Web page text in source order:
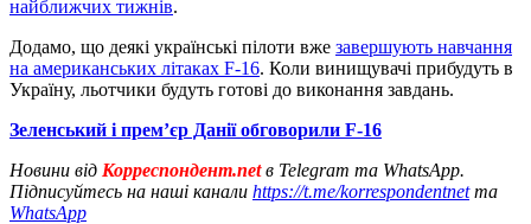
найближчих тижнів.
Додамо, що деякі українські пілоти вже завершують навчання
на американських літаках F-16. Коли винищувачі прибудуть в
Україну, льотчики будуть готові до виконання завдань.
Зеленський і прем’єр Данії обговорили F-16
Новини від Корреспондент.netв Telegram та WhatsApp.
Підписуйтесь на наші канали https://t.me/korrespondentnetта
WhatsApp